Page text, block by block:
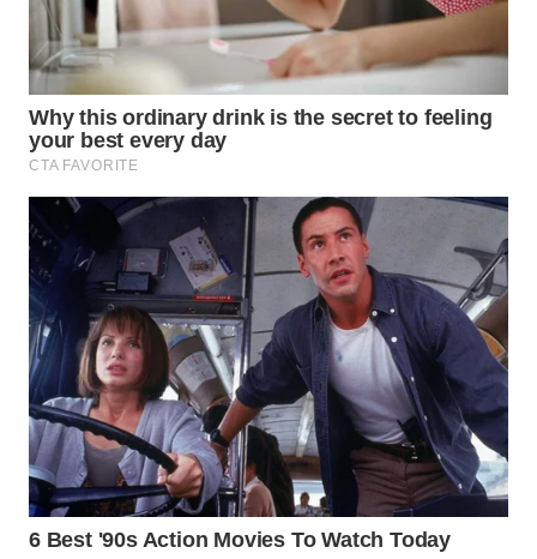
WN
DANAU
TOBA
WN
WN
LANGKAT
WN
TAPANULI
SELATAN
WN
TANJUNG
LESUNG